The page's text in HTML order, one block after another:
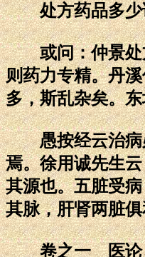
处方药品多少
或问：仲景处方
则药力专精。丹
多，斯乱杂矣。
愚按经云治病必
焉。徐用诚先生
其源也。五脏受
其脉，肝肾两脏
卷之一 医论